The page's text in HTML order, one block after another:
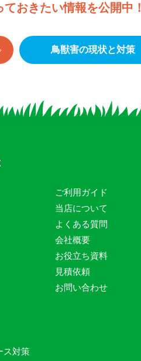
おきたい情報を公開中！
鳥獣害の現状と対策
ス対策
ご利用ガイド
当店について
よくある質問
会社概要
お役立ち資料
見積依頼
お問い合わせ